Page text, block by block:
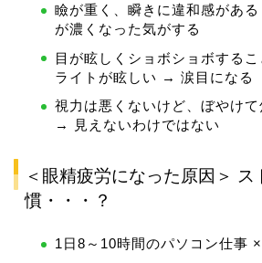
瞼が重く、瞬きに違和感があ
が濃くなった気がする
目が眩しくショボショボする
ライトが眩しい → 涙目になる
視力は悪くないけど、ぼやけ
→ 見えないわけではない
＜眼精疲労になった原因＞ ス
慣・・・？
1日8～10時間のパソコン仕事